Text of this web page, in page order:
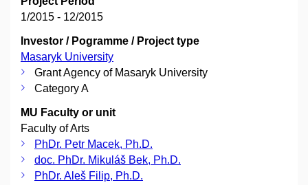
1/2015 - 12/2015
Investor / Pogramme / Project type
Masaryk University
Grant Agency of Masaryk University
Category A
MU Faculty or unit
Faculty of Arts
PhDr. Petr Macek, Ph.D.
doc. PhDr. Mikuláš Bek, Ph.D.
PhDr. Aleš Filip, Ph.D.